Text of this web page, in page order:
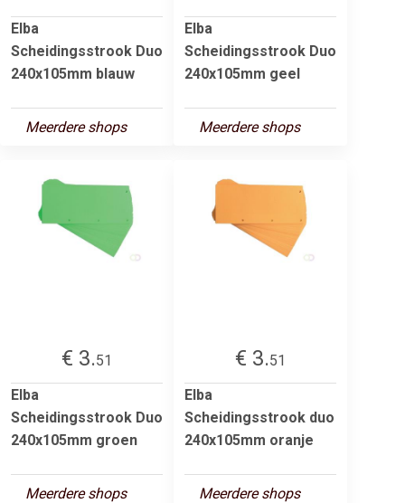
Elba
Scheidingsstrook Duo
240x105mm blauw
Meerdere shops
Elba
Scheidingsstrook Duo
240x105mm geel
Meerdere shops
€ 3.51
Elba
Scheidingsstrook Duo
240x105mm groen
Meerdere shops
€ 3.51
Elba
Scheidingsstrook duo
240x105mm oranje
Meerdere shops